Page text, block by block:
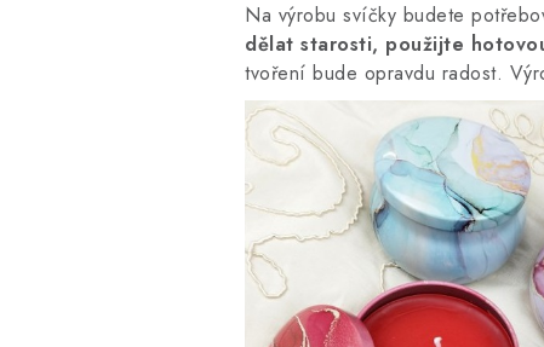
Na výrobu svíčky budete
dělat starosti, použijte
tvoření bude opravdu radost.